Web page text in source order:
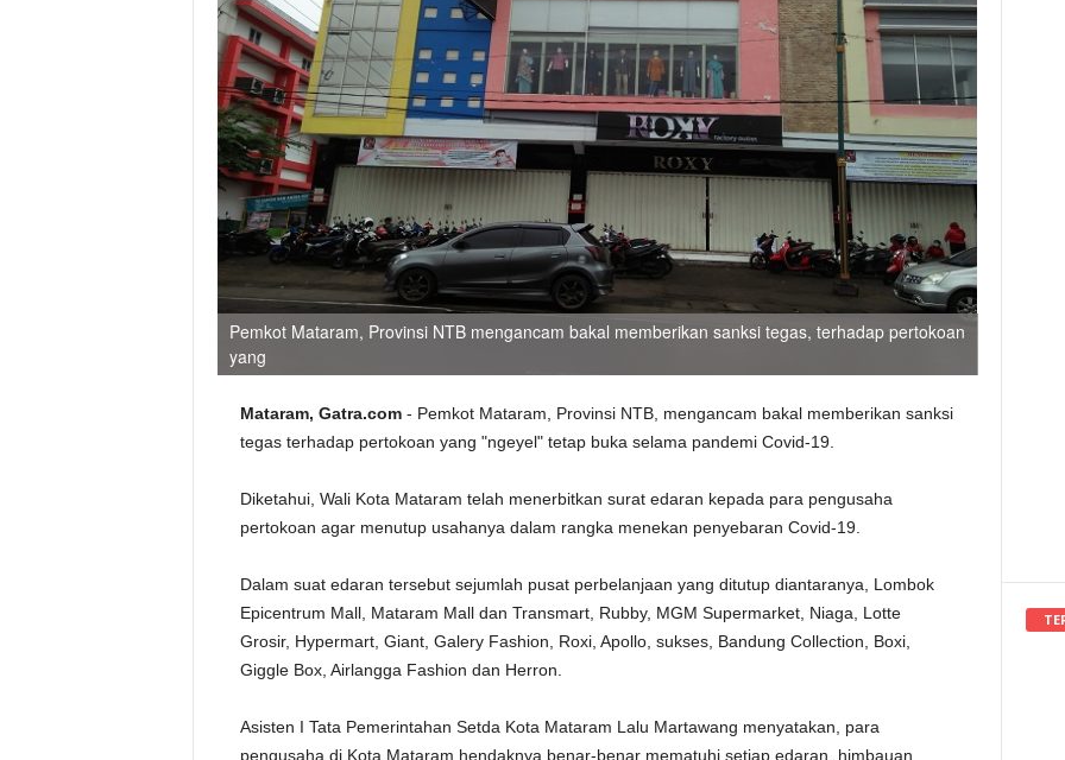
Pemkot Mataram, Provinsi NTB mengancam bakal memberikan sanksi tegas, terhadap pertokoan
yang
Mataram, Gatra.com - Pemkot Mataram, Provinsi NTB, mengancam bakal memberikan sanksi
tegas terhadap pertokoan yang "ngeyel" tetap buka selama pandemi Covid-19.
Diketahui, Wali Kota Mataram telah menerbitkan surat edaran kepada para pengusaha
pertokoan agar menutup usahanya dalam rangka menekan penyebaran Covid-19.
Dalam suat edaran tersebut sejumlah pusat perbelanjaan yang ditutup diantaranya, Lombok
Epicentrum Mall, Mataram Mall dan Transmart, Rubby, MGM Supermarket, Niaga, Lotte
Grosir, Hypermart, Giant, Galery Fashion, Roxi, Apollo, sukses, Bandung Collection, Boxi,
Giggle Box, Airlangga Fashion dan Herron.
Asisten I Tata Pemerintahan Setda Kota Mataram Lalu Martawang menyatakan, para
pengusaha di Kota Mataram hendaknya benar-benar mematuhi setiap edaran, himbauan